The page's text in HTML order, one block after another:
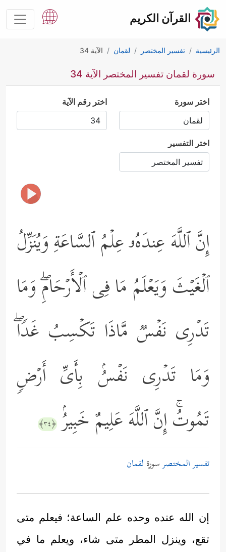
القرآن الكريم
الرئيسية تفسير المختصر لقمان الآية 34
سورة لقمان تفسير المختصر الآية 34
اختر سورة اختر رقم الآية
اختر التفسير
إِنَّ ٱللَّهَ عِندَهُۥ عِلۡمُ ٱلسَّاعَةِ وَیُنَزِّلُ
ٱلۡغَیۡثَ وَیَعۡلَمُ مَا فِی ٱلۡأَرۡحَامِۖ وَمَا
تَدۡرِی نَفۡسࣱ مَّاذَا تَكۡسِبُ غَدࣰاۖ
وَمَا تَدۡرِی نَفۡسُۢ بِأَیِّ أَرۡضࣲ
تَمُوتُۚ إِنَّ ٱللَّهَ عَلِیمٌ خَبِیرُۢ ﴿٣٤﴾
تفسير المختصرسورة لقمان
إن الله عنده وحده علم الساعة؛ فيعلم متى
تقع، وينزل المطر متى شاء، ويعلم ما في